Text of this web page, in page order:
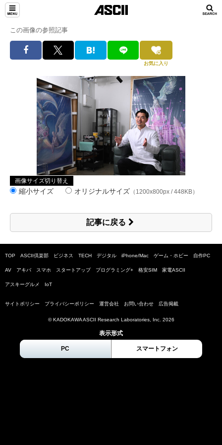
この画像の参照記事
お気に入り
画像サイズ切り替え
縮小サイズ オリジナルサイズ （1200x800px / 448KB）
記事に戻る
TOP ASCII倶楽部 ビジネス TECH デジタル iPhone/Mac ゲーム・ホビー 自作PC
AV アキバ スマホ スタートアップ プログラミング+ 格安SIM 家電ASCII
アスキーグルメ IoT
サイトポリシー プライバシーポリシー 運営会社 お問い合わせ 広告掲載
© KADOKAWA ASCII Research Laboratories, Inc. 2026
表示形式
PC スマートフォン